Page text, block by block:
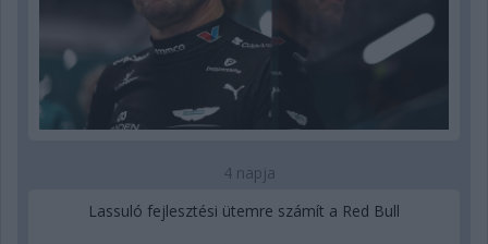
4 napja
Lassuló fejlesztési ütemre számít a Red Bull